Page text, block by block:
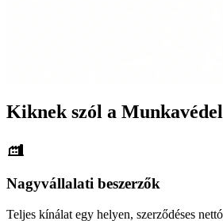
Kiknek szól a
Nagyvállalati beszerzők
Teljes kínálat egy helyen, szerződéses